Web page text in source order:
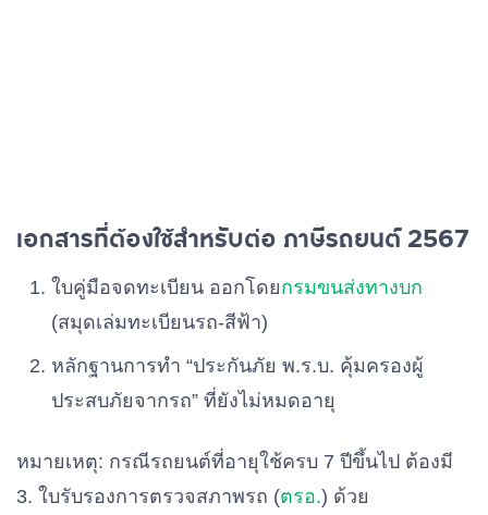
เอกสารที่ต้องใช้สำหรับต่อ ภาษีรถยนต์ 2567
ใบคู่มือจดทะเบียน ออกโดยกรมขนส่งทางบก
(สมุดเล่มทะเบียนรถ-สีฟ้า)
หลักฐานการทำ “ประกันภัย พ.ร.บ. คุ้มครองผู้
ประสบภัยจากรถ” ที่ยังไม่หมดอายุ
หมายเหตุ: กรณีรถยนต์ที่อายุใช้ครบ 7 ปีขึ้นไป ต้องมี
3. ใบรับรองการตรวจสภาพรถ (ตรอ.) ด้วย